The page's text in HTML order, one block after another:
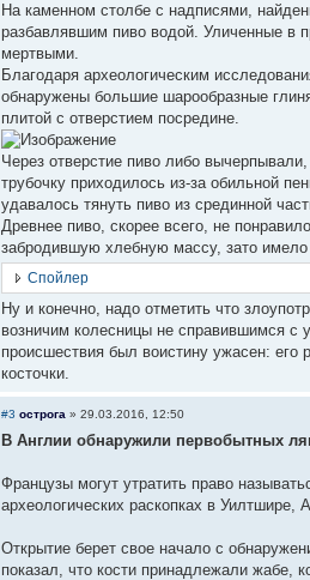
На каменном столбе с надписями,
разбавлявшим пиво водой. Уличенные в
мертвыми.
Благодаря археологическим
обнаружены большие шарообразные
плитой с отверстием посредине.
Через отверстие пиво либо
трубочку приходилось из-за обильной
удавалось тянуть пиво из срединной
Древнее пиво, скорее всего, не
забродившую хлебную массу, зато имело
Спойлер
Ну и конечно, надо отметить что
возничим колесницы не справившимся с
происшествия был воистину ужасен: его
косточки.
#3 острога » 29.03.2016, 12:50
В Англии обнаружили первобытных
Французы могут утратить право
археологических раскопках в
Открытие берет свое начало с
показал, что кости принадлежали жабе,